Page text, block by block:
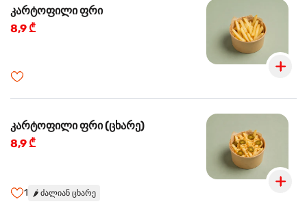
კარტოფილი ფრი
8,9 ₾
კარტოფილი ფრი (ცხარე)
8,9 ₾
1 🌶️ ძალიან ცხარე